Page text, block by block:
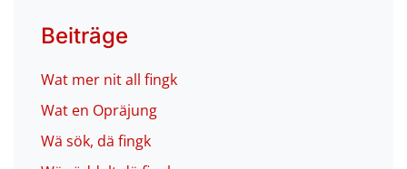
Beiträge
Wat mer nit all fingk
Wat en Opräjung
Wä sök, dä fingk